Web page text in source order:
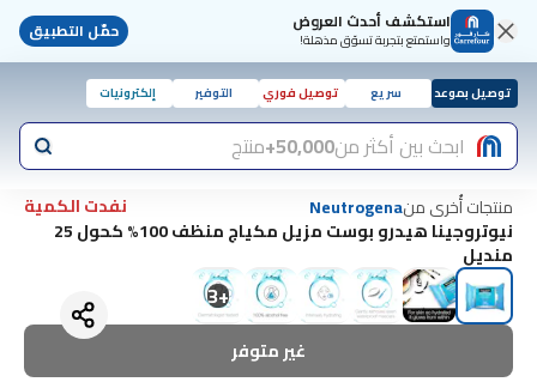
استكشف أحدث العروض
واستمتع بتجربة تسوّق مذهلة! حمّل التطبيق
توصيل بموعد سريع توصيل فوري التوفير إلكترونيات
ابحث بين أكثر من50,000+ منتج
منتجات أُخرى منNeutrogena
نفدت الكمية
نيوتروجينا هيدرو بوست مزيل مكياج منظف 100% كحول 25
منديل
+
3
غير متوفر